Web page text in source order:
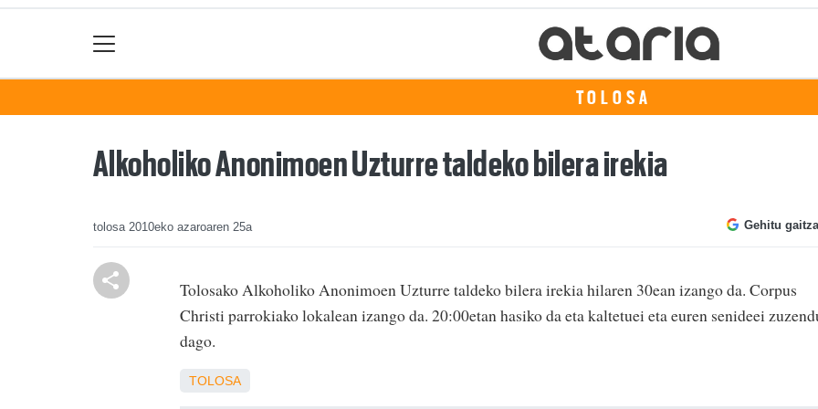
TOLOSA
Alkoholiko Anonimoen Uzturre taldeko bilera irekia
tolosa 2010eko azaroaren 25a Gehitu
Tolosako Alkoholiko Anonimoen Uzturre taldeko bilera irekia hilaren 30ean izango da. Corpus
Christi parrokiako lokalean izango da. 20:00etan hasiko da eta kaltetuei eta euren senideei
dago.
TOLOSA